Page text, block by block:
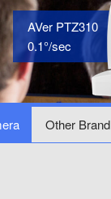
AVer PTZ310
0.1°/sec
Other Brand